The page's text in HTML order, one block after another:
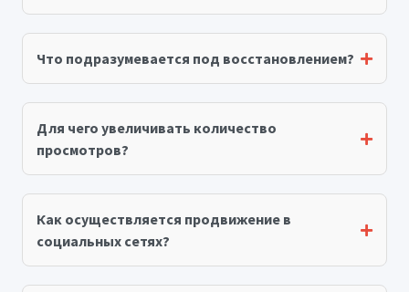
Что подразумевается под восстановлением?
Для чего увеличивать количество
просмотров?
Как осуществляется продвижение в
социальных сетях?